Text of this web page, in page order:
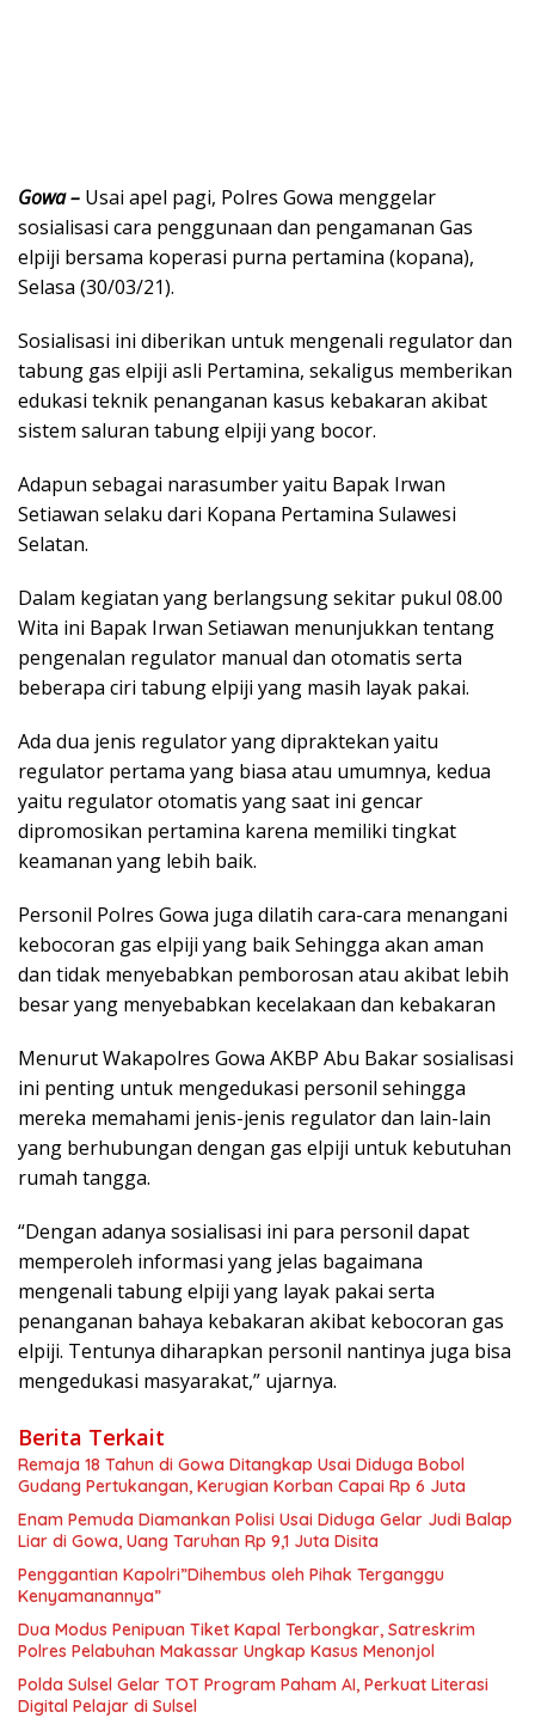
Gowa – Usai apel pagi, Polres Gowa menggelar
sosialisasi cara penggunaan dan pengamanan Gas
elpiji bersama koperasi purna pertamina (kopana),
Selasa (30/03/21).
Sosialisasi ini diberikan untuk mengenali regulator dan
tabung gas elpiji asli Pertamina, sekaligus memberikan
edukasi teknik penanganan kasus kebakaran akibat
sistem saluran tabung elpiji yang bocor.
Adapun sebagai narasumber yaitu Bapak Irwan
Setiawan selaku dari Kopana Pertamina Sulawesi
Selatan.
Dalam kegiatan yang berlangsung sekitar pukul 08.00
Wita ini Bapak Irwan Setiawan menunjukkan tentang
pengenalan regulator manual dan otomatis serta
beberapa ciri tabung elpiji yang masih layak pakai.
Ada dua jenis regulator yang dipraktekan yaitu
regulator pertama yang biasa atau umumnya, kedua
yaitu regulator otomatis yang saat ini gencar
dipromosikan pertamina karena memiliki tingkat
keamanan yang lebih baik.
Personil Polres Gowa juga dilatih cara-cara menangani
kebocoran gas elpiji yang baik Sehingga akan aman
dan tidak menyebabkan pemborosan atau akibat lebih
besar yang menyebabkan kecelakaan dan kebakaran
Menurut Wakapolres Gowa AKBP Abu Bakar sosialisasi
ini penting untuk mengedukasi personil sehingga
mereka memahami jenis-jenis regulator dan lain-lain
yang berhubungan dengan gas elpiji untuk kebutuhan
rumah tangga.
“Dengan adanya sosialisasi ini para personil dapat
memperoleh informasi yang jelas bagaimana
mengenali tabung elpiji yang layak pakai serta
penanganan bahaya kebakaran akibat kebocoran gas
elpiji. Tentunya diharapkan personil nantinya juga bisa
mengedukasi masyarakat,” ujarnya.
Berita Terkait
Remaja 18 Tahun di Gowa Ditangkap Usai Diduga Bobol
Gudang Pertukangan, Kerugian Korban Capai Rp 6 Juta
Enam Pemuda Diamankan Polisi Usai Diduga Gelar Judi Balap
Liar di Gowa, Uang Taruhan Rp 9,1 Juta Disita
Penggantian Kapolri”Dihembus oleh Pihak Terganggu
Kenyamanannya”
Dua Modus Penipuan Tiket Kapal Terbongkar, Satreskrim
Polres Pelabuhan Makassar Ungkap Kasus Menonjol
Polda Sulsel Gelar TOT Program Paham AI, Perkuat Literasi
Digital Pelajar di Sulsel